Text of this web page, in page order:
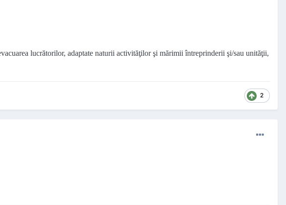
lucrătorilor, adaptate naturii activităţilor şi mărimii întreprinderii şi/sau unităţii,
2